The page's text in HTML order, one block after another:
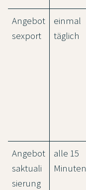
Angebot
sexport
einmal
täglich
Angebot
saktuali
sierung
alle 15
Minuten